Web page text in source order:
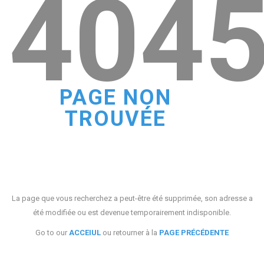
PAGE NON
TROUVÉE
La page que vous recherchez a peut-être été supprimée, son adresse a
été modifiée ou est devenue temporairement indisponible.
Go to our ACCEIUL ou retourner à la PAGE PRÉCÉDENTE